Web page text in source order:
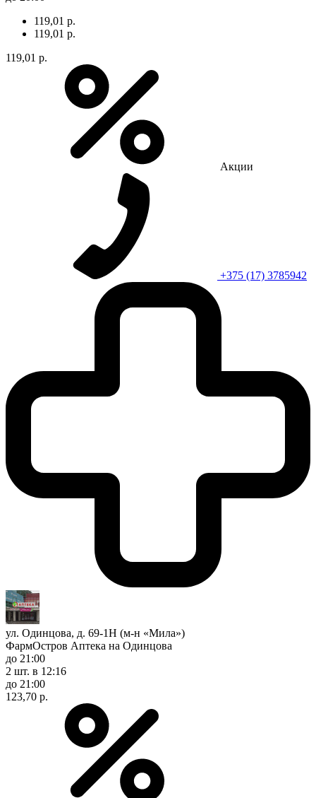
119,01 р.
119,01 р.
119,01 р.
Акции
+375 (17) 3785942
ул. Одинцова, д. 69-1Н (м-н «Мила»)
ФармОстров Аптека на Одинцова
до 21:00
2 шт. в 12:16
до 21:00
123,70 р.